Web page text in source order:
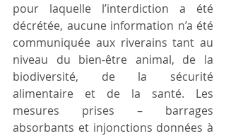
pour laquelle l’interdiction a été
décrétée, aucune information n’a été
communiquée aux riverains tant au
niveau du bien-être animal, de la
biodiversité, de la sécurité
alimentaire et de la santé. Les
mesures prises – barrages
absorbants et injonctions données à